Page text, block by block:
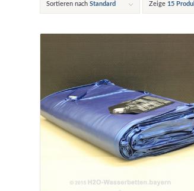
Sortieren nach Standard Zeige 15